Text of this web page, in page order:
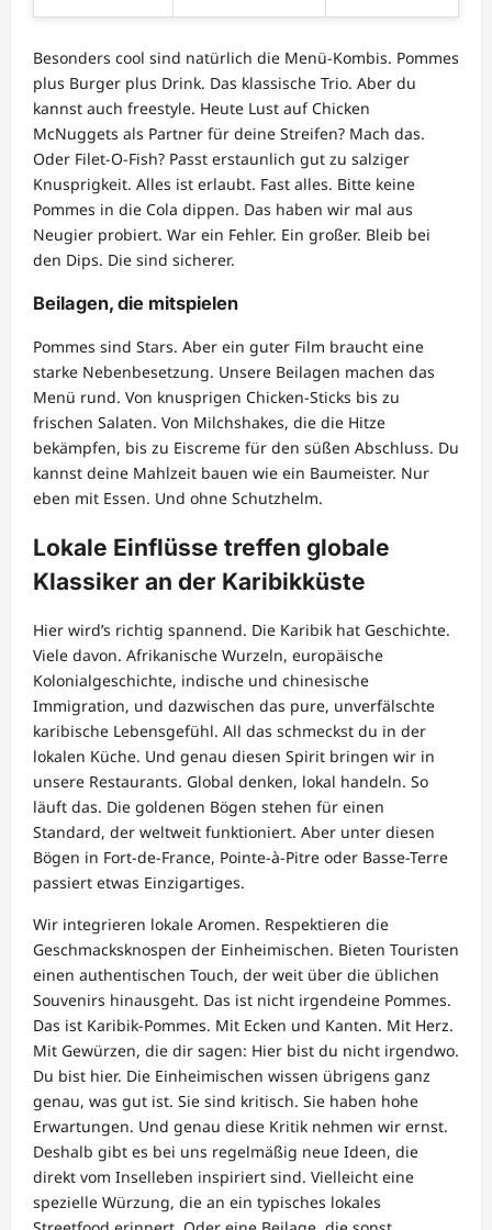
Besonders cool sind natürlich die Menü-Kombis. Pommes
plus Burger plus Drink. Das klassische Trio. Aber du
kannst auch freestyle. Heute Lust auf Chicken
McNuggets als Partner für deine Streifen? Mach das.
Oder Filet-O-Fish? Passt erstaunlich gut zu salziger
Knusprigkeit. Alles ist erlaubt. Fast alles. Bitte keine
Pommes in die Cola dippen. Das haben wir mal aus
Neugier probiert. War ein Fehler. Ein großer. Bleib bei
den Dips. Die sind sicherer.
Beilagen, die mitspielen
Pommes sind Stars. Aber ein guter Film braucht eine
starke Nebenbesetzung. Unsere Beilagen machen das
Menü rund. Von knusprigen Chicken-Sticks bis zu
frischen Salaten. Von Milchshakes, die die Hitze
bekämpfen, bis zu Eiscreme für den süßen Abschluss. Du
kannst deine Mahlzeit bauen wie ein Baumeister. Nur
eben mit Essen. Und ohne Schutzhelm.
Lokale Einflüsse treffen globale
Klassiker an der Karibikküste
Hier wird’s richtig spannend. Die Karibik hat Geschichte.
Viele davon. Afrikanische Wurzeln, europäische
Kolonialgeschichte, indische und chinesische
Immigration, und dazwischen das pure, unverfälschte
karibische Lebensgefühl. All das schmeckst du in der
lokalen Küche. Und genau diesen Spirit bringen wir in
unsere Restaurants. Global denken, lokal handeln. So
läuft das. Die goldenen Bögen stehen für einen
Standard, der weltweit funktioniert. Aber unter diesen
Bögen in Fort-de-France, Pointe-à-Pitre oder Basse-Terre
passiert etwas Einzigartiges.
Wir integrieren lokale Aromen. Respektieren die
Geschmacksknospen der Einheimischen. Bieten Touristen
einen authentischen Touch, der weit über die üblichen
Souvenirs hinausgeht. Das ist nicht irgendeine Pommes.
Das ist Karibik-Pommes. Mit Ecken und Kanten. Mit Herz.
Mit Gewürzen, die dir sagen: Hier bist du nicht irgendwo.
Du bist hier. Die Einheimischen wissen übrigens ganz
genau, was gut ist. Sie sind kritisch. Sie haben hohe
Erwartungen. Und genau diese Kritik nehmen wir ernst.
Deshalb gibt es bei uns regelmäßig neue Ideen, die
direkt vom Inselleben inspiriert sind. Vielleicht eine
spezielle Würzung, die an ein typisches lokales